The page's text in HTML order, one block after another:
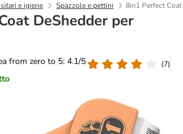
e igiene Spazzole e pettini 8in1 Perfect
DeShedder per
from zero to 5: 4.1/5
(7)